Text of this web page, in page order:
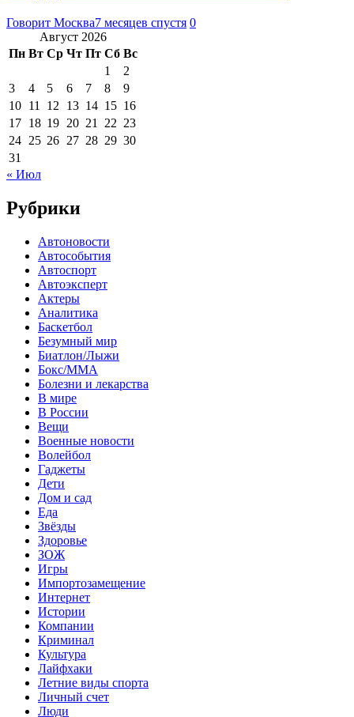
Говорит Москва7 месяцев спустя 0
Август 2026
Пн Вт Ср Чт Пт Сб Вс
1
2
3
4 5 6 7 8
9
10 11 12 13 14 15 16
17 18 19 20 21 22 23
24 25 26 27 28 29 30
31
« Июл
Рубрики
Автоновости
Автособытия
Автоспорт
Автоэксперт
Актеры
Аналитика
Баскетбол
Безумный мир
Биатлон/Лыжи
Бокс/MMA
Болезни и лекарства
В мире
В России
Вещи
Военные новости
Волейбол
Гаджеты
Дети
Дом и сад
Еда
Звёзды
Здоровье
ЗОЖ
Игры
Импортозамещение
Интернет
Истории
Компании
Криминал
Культура
Лайфхаки
Летние виды спорта
Личный счет
Люди